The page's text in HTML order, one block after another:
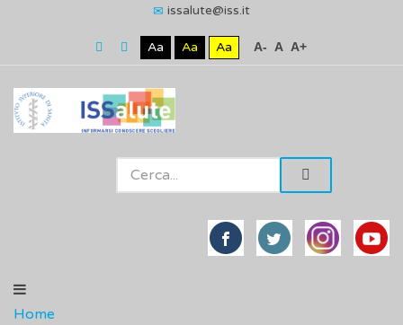
issalute@iss.it
Aa Aa Aa A- A A+
Home